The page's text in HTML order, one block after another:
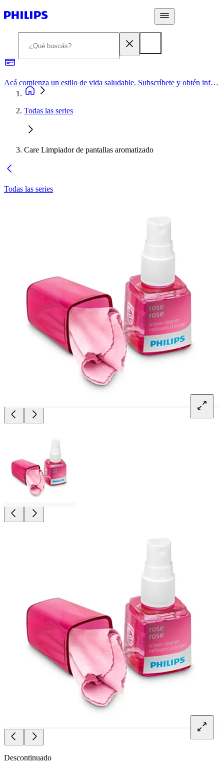
Acá comienza un estilo de vida saludable. Subscríbete y obtén información de primera mano
Todas las series
Care Limpiador de pantallas aromatizado
Todas las series
Descontinuado